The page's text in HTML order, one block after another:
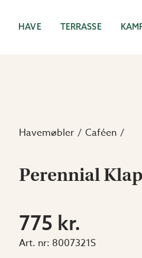
HAVE TERRASSE
Havemøbler Caféen
Perennial
775 kr.
Art. nr: 8007321S